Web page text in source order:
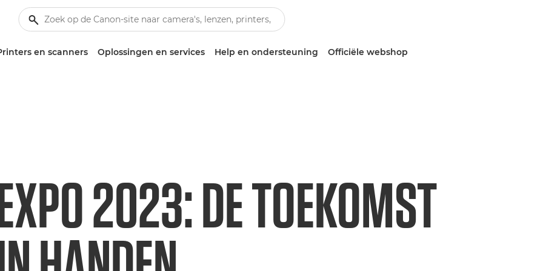
en scanners Oplossingen en services Help en ondersteuning Officiële webshop
2023: DE TOEKOMST